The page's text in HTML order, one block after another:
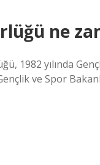
ne
1982 yılında
ve Spor